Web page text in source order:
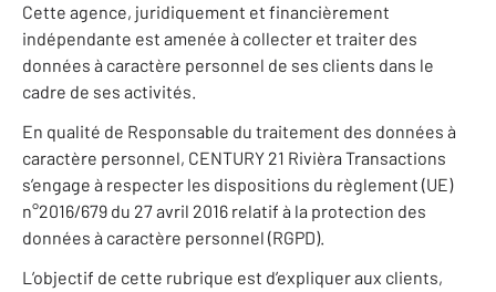
Cette agence, juridiquement et financièrement
indépendante est amenée à collecter et traiter des
données à caractère personnel de ses clients dans le
cadre de ses activités.
En qualité de Responsable du traitement des données à
caractère personnel, CENTURY 21 Rivièra Transactions
s’engage à respecter les dispositions du règlement (UE)
n°2016/679 du 27 avril 2016 relatif à la protection des
données à caractère personnel (RGPD).
L’objectif de cette rubrique est d’expliquer aux clients,